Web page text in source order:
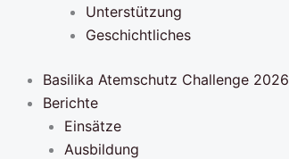
Unterstützung
Geschichtliches
Basilika Atemschutz Challenge 2026
Berichte
Einsätze
Ausbildung